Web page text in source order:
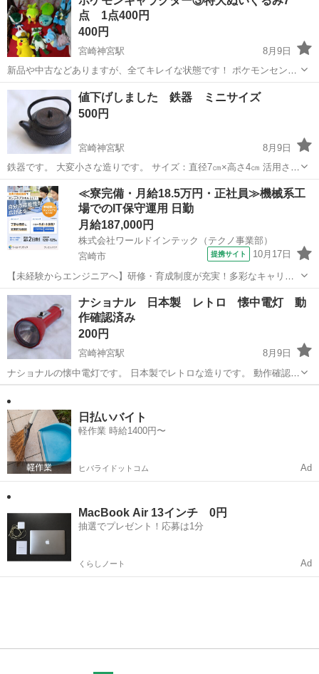
ょうか。
点 1点400円
400円
宮崎神宮駅
8月9日
新品や中古などありますが、全てキレイな状態です！ ポケモンセンタ
ー限定2つあります（上段左側2点） お好きな方に！ 1点250円.300円
とのセット購入可能です！
宮崎 宮崎市 宮崎神宮駅 おもちゃ ポケモンセンター
値下げしました 鉄器 ミニサイズ
500円
宮崎神宮駅
8月9日
鉄器です。 大変小さな造りです。 サイズ：直径7㎝×高さ4㎝ 活用され
るかた、いかがでしょうか。
宮崎 宮崎市 宮崎神宮駅 調理器具
≪寮完備・月給18.5万円・正社員≫機械系工
場でのIT保守運用 日勤
月給187,000円
株式会社ワールドインテック（テクノ事業部）
宮崎市
提携サイト 10月17日
【未経験からエンジニアへ】研修・育成制度が充実！多彩なキャリア
パスが描ける◎働きながらものづくりのスキルを身につけよう！ プレ
エンジニア プレエンジニア（エンジニアの研修生）として「株式会社
ワールドインテック」の契約先企業...
宮崎 宮崎市 その他
ナショナル 日本製 レトロ 懐中電灯 動
作確認済み
200円
宮崎神宮駅
8月9日
ナショナルの懐中電灯です。 日本製でレトロな造りです。 動作確認済
み。 サイズ：長さ14.5㎝×直径5.5㎝ 単Ⅰ電池が2本で作動します。 い
かがでしょうか。
日払いバイト
軽作業 時給1400円〜
ヒバライドットコム Ad
MacBook Air 13インチ 0円
抽選でプレゼント！応募は1分
くらしノート Ad